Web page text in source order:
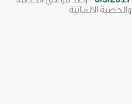
والحصبة الالمانية